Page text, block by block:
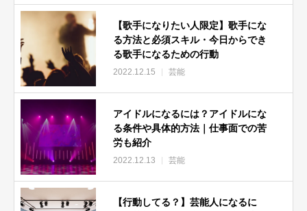
【歌手になりたい人限定】歌手にな
る方法と必須スキル・今日からでき
る歌手になるための行動
2022.12.15 芸能
アイドルになるには？アイドルにな
る条件や具体的方法｜仕事面での苦
労も紹介
2022.12.13 芸能
【行動してる？】芸能人になるに